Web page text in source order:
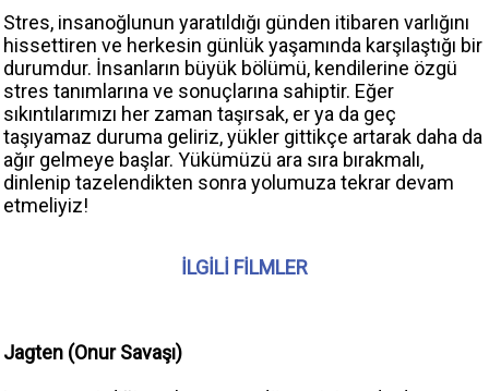
Stres, insanoğlunun yaratıldığı günden itibaren varlığını
his­settiren ve herkesin günlük yaşamında karşılaştığı bir
durum­dur. İnsanların büyük bölümü, kendilerine özgü
stres tanımla­rına ve sonuçlarına sahiptir. Eğer
sıkıntılarımızı her zaman taşırsak, er ya da geç
taşıyamaz duruma geliriz, yükler gittikçe artarak daha da
ağır gelmeye başlar. Yükümüzü ara sıra bırakmalı,
dinlenip tazelendikten sonra yolumuza tekrar devam
etmeliyiz!
İLGİLİ FİLMLER
Jagten (Onur Savaşı)